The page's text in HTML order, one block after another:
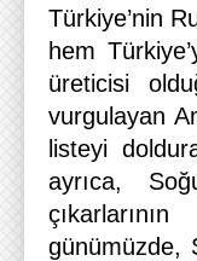
Türkiye’nin
hem
üreticisi
vurgulayan
listeyi
ayrıca,
günümüzde,